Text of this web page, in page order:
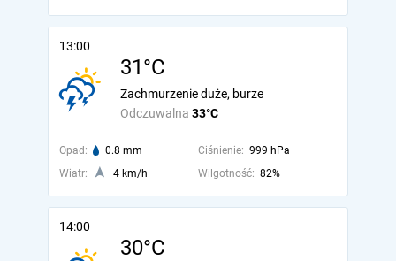
13:00
31°C
Odczuwalna 33°C
Zachmurzenie duże, burze
Opad: 0.8 mm Ciśnienie: 999 hPa
Wiatr:
4 km/h Wilgotność: 82%
14:00
30°C